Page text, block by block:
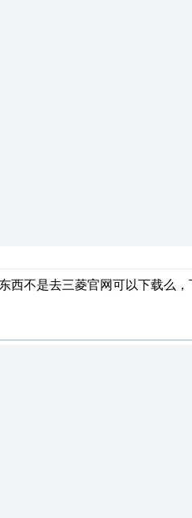
西不是去三菱官网可以下载么